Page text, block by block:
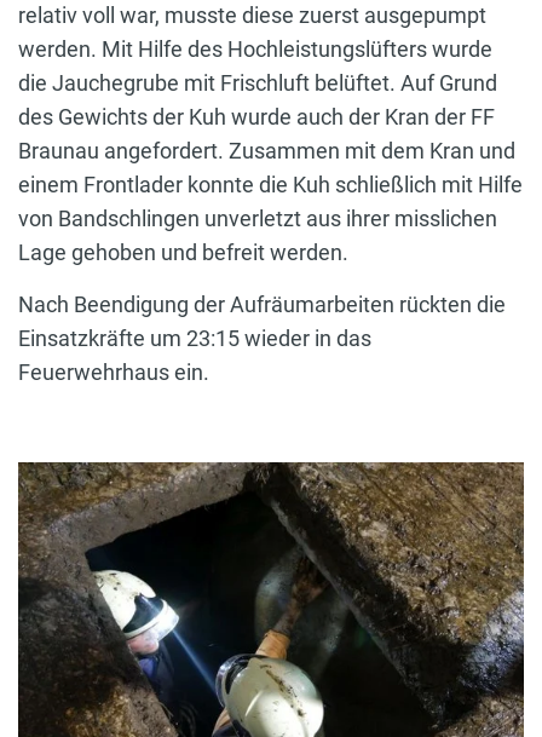
relativ voll war, musste diese zuerst ausgepumpt
werden. Mit Hilfe des Hochleistungslüfters wurde
die Jauchegrube mit Frischluft belüftet. Auf Grund
des Gewichts der Kuh wurde auch der Kran der FF
Braunau angefordert. Zusammen mit dem Kran und
einem Frontlader konnte die Kuh schließlich mit Hilfe
von Bandschlingen unverletzt aus ihrer misslichen
Lage gehoben und befreit werden.
Nach Beendigung der Aufräumarbeiten rückten die
Einsatzkräfte um 23:15 wieder in das
Feuerwehrhaus ein.